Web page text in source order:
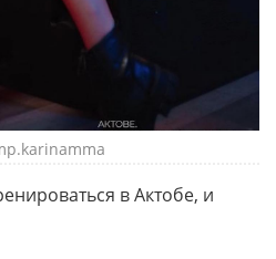
в Актобе, и